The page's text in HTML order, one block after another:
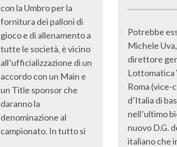
con la Umbro per la
fornitura dei palloni di
gioco e di allenamento a
tutte le società, è vicino
all’ufficializzazione di un
accordo con un Main e
un Title sponsor che
daranno la
denominazione al
campionato. In tutto si
Potrebbe
Michele
direttore
Lottomatica
Roma (vice-
d’Italia di
nell’ultimo
nuovo D.G.
italiano che